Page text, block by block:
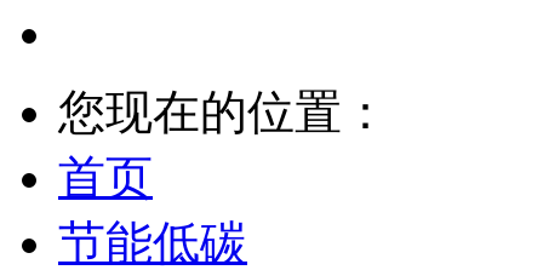
您现在的位置：
首页
节能低碳